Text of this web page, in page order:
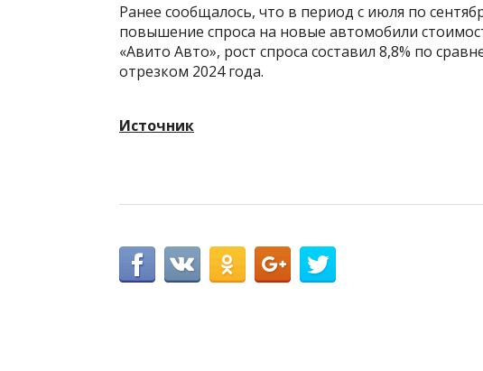
Ранее сообщалось, что в период с июля по
повышение спроса на новые автомобили
«Авито Авто», рост спроса составил 8,8% по
отрезком 2024 года.
Источник